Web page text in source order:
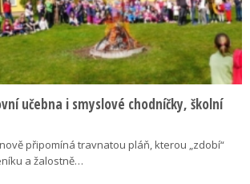
učebna i smyslové chodníčky, školní
připomíná travnatou pláň, kterou „zdobí“
a žalostně…